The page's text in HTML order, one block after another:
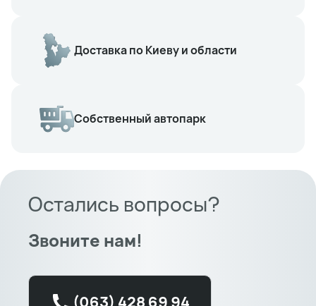
Доставка по Киеву и области
Собственный автопарк
Остались вопросы?
Звоните нам!